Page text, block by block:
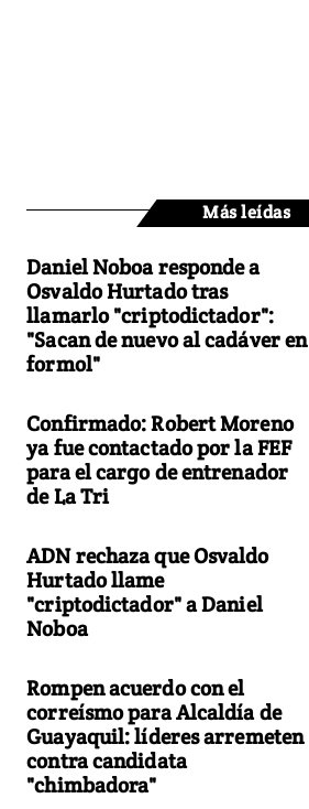
Más leídas
Daniel Noboa responde a
Osvaldo Hurtado tras
llamarlo "criptodictador":
"Sacan de nuevo al cadáver en
formol"
Confirmado: Robert Moreno
ya fue contactado por la FEF
para el cargo de entrenador
de La Tri
ADN rechaza que Osvaldo
Hurtado llame
"criptodictador" a Daniel
Noboa
Rompen acuerdo con el
correísmo para Alcaldía de
Guayaquil: líderes arremeten
contra candidata
"chimbadora"